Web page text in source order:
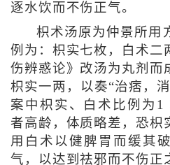
逐水饮而不伤正气。
枳术汤原为仲景所用
例为：枳实七枚，白术二
伤辨惑论》改汤为丸剂而
枳实一两，以奏“治痞，
案中枳实、白术比例为
者高龄，体质略差，恐枳
用白术以健脾胃而缓其
气，以达到祛邪而不伤正